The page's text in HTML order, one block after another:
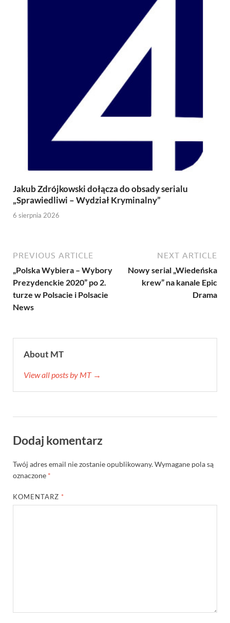
Jakub Zdrójkowski dołącza do obsady serialu
„Sprawiedliwi – Wydział Kryminalny”
6 sierpnia 2026
PREVIOUS ARTICLE
„Polska Wybiera – Wybory
Prezydenckie 2020” po 2.
turze w Polsacie i Polsacie
News
NEXT ARTICLE
Nowy serial „Wiedeńska
krew” na kanale Epic
Drama
About MT
View all posts by MT →
Dodaj komentarz
Twój adres email nie zostanie opublikowany.Wymagane pola są
oznaczone *
KOMENTARZ *